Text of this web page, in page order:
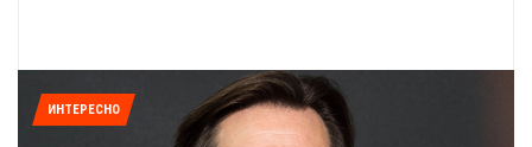
ИНТЕРЕСНО